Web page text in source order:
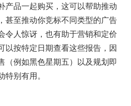
产品一起购买，这可以帮助推动
甚至推动你竞标不同类型的广告
令人惊讶，也有助于营销和定价
以按特定日期查看这些报告，因
（例如黑色星期五）以及规划即
别有用。